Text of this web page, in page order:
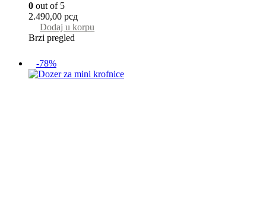
0 out of 5
2.490,00 рсд
Dodaj u korpu
Brzi pregled
-78%